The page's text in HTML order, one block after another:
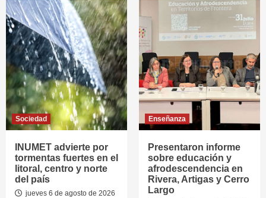
Sociedad
INUMET advierte por
tormentas fuertes en el
litoral, centro y norte
del país
jueves 6 de agosto de 2026
Enseñanza
Presentaron informe
sobre educación y
afrodescendencia en
Rivera, Artigas y Cerro
Largo